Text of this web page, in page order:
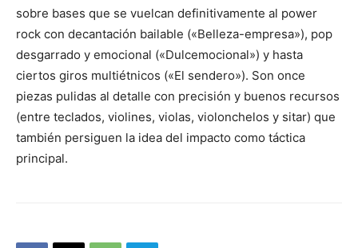
sobre bases que se vuelcan definitivamente al power
rock con decantación bailable («Belleza-empresa»), pop
desgarrado y emocional («Dulcemocional») y hasta
ciertos giros multiétnicos («El sendero»). Son once
piezas pulidas al detalle con precisión y buenos recursos
(entre teclados, violines, violas, violonchelos y sitar) que
también persiguen la idea del impacto como táctica
principal.